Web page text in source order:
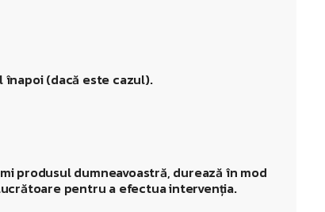
(dacă este cazul).
produsul dumneavoastră, durează în mod
pentru a efectua intervenția.